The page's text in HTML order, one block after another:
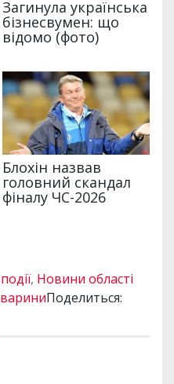
, Новини області
Поделиться: